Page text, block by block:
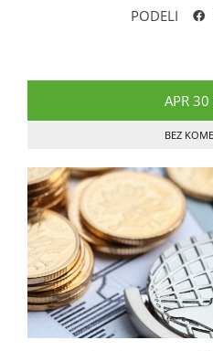
PODELI
APR 30
BEZ